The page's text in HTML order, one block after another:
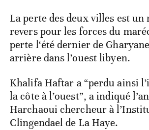
La perte des deux villes est un
revers pour les forces du
perte l‘été dernier de
arrière dans l’ouest libyen.
Khalifa Haftar a “perdu ainsi
la côte à l’ouest”, a indiqué
Harchaoui chercheur à
Clingendael de La Haye.